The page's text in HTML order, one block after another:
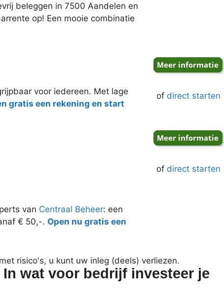
beleggen in 7500 Aandelen en
op! Een mooie combinatie
voor iedereen. Met lage
gratis een rekening en start
of direct starten
van Centraal Beheer: een
€ 50,-. Open nu gratis een
of direct starten
risico's, u kunt uw inleg (deels) verliezen.
wat voor bedrijf investeer je